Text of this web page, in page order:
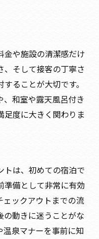
金や施設の清潔感だけ
、そして接客の丁寧さ
ることが大切です。
和室や露天風呂付き
足度に大きく関わりま
トは、初めての宿泊で
準備として非常に有効
ェックアウトまでの流
の動きに迷うことがな
温泉マナーを事前に知